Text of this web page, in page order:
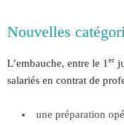
Nouvelles
L’embauche, entre le 1 er
salariés en contrat de
une préparation